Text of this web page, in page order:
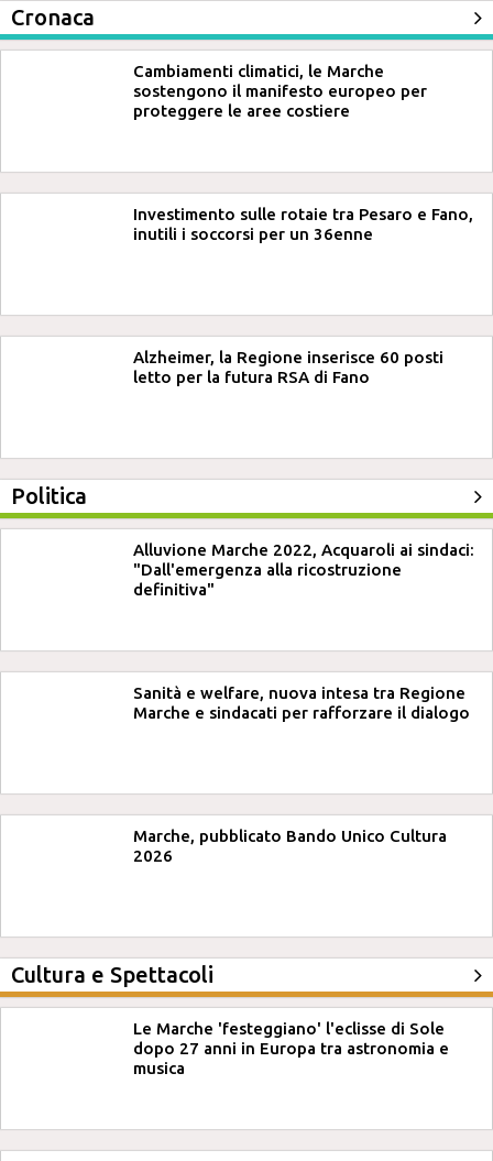
Cronaca
Cambiamenti climatici, le Marche
sostengono il manifesto europeo per
proteggere le aree costiere
Investimento sulle rotaie tra Pesaro e Fano,
inutili i soccorsi per un 36enne
Alzheimer, la Regione inserisce 60 posti
letto per la futura RSA di Fano
Politica
Alluvione Marche 2022, Acquaroli ai sindaci:
"Dall'emergenza alla ricostruzione
definitiva"
Sanità e welfare, nuova intesa tra Regione
Marche e sindacati per rafforzare il dialogo
Marche, pubblicato Bando Unico Cultura
2026
Cultura e Spettacoli
Le Marche 'festeggiano' l'eclisse di Sole
dopo 27 anni in Europa tra astronomia e
musica